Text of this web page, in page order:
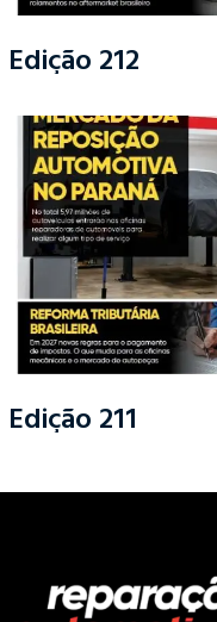
Edição 212
Edição 211